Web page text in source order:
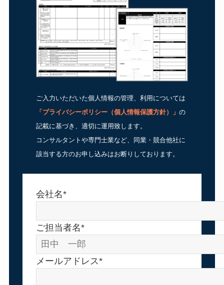
ご入力いただいた個人情報の管理、利用については
「 プライバシーポリシー（個人情報保護方針） 」 の
記載に基づき、適切に運用致します。
コンサルタントや専門士業など、同業・競合他社に
該当する方のお申し込みはお断りしております。
会社名*
ご担当者名*
メールアドレス*